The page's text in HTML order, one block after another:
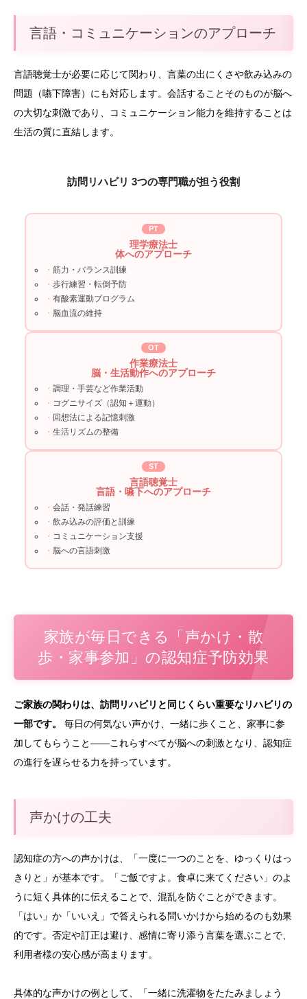
言語・コミュニケーションのアプローチ
言語聴覚士が必要に応じて関わり、言葉の出にくさや飲み込みの
問題（嚥下障害）にも対応します。会話することそのものが脳へ
の大切な刺激であり、コミュニケーション能力を維持することは
生活の質に直結します。
訪問リハビリ 3つの専門職が担う役割
PT
理学療法士
体へのアプローチ
筋力・バランス訓練
歩行練習・転倒予防
有酸素運動プログラム
脳血流の維持
OT
作業療法士
脳・生活動作へのアプローチ
調理・手芸など作業活動
コグニサイズ（認知＋運動）
回想法による記憶刺激
生活リズムの整備
ST
言語聴覚士
言語・嚥下へのアプローチ
会話・発話練習
飲み込みの評価と訓練
コミュニケーション支援
脳への言語刺激
家族が毎日できる「声かけ・散
歩・家事参加」の認知症予防効果
ご家族の関わりは、訪問リハビリと同じくらい重要なリハビリの
一部です。
毎日の何気ない声かけ、一緒に歩くこと、家事に参
加してもらうこと——これらすべてが脳への刺激となり、認知症
の進行を遅らせる力を持っています。
声かけの工夫
認知症の方への声かけは、「一度に一つのことを、ゆっくりはっ
きりと」が基本です。「ご飯ですよ。食卓に来てください」のよ
うに短く具体的に伝えることで、混乱を防ぐことができます。
「はい」か「いいえ」で答えられる問いかけから始めるのも効果
的です。否定や訂正は避け、感情に寄り添う言葉を選ぶことで、
利用者様の安心感が高まります。
具体的な声かけの例として、「一緒に洗濯物をたたみましょう